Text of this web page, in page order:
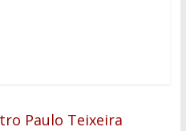
Paulo Teixeira